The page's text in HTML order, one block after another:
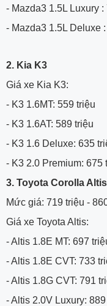
- Mazda3 1.5L Luxury
- Mazda3 1.5L Deluxe
2. Kia K3
Giá xe Kia K3:
- K3 1.6MT: 559 triệu
- K3 1.6AT: 589 triệu
- K3 1.6 Deluxe: 635
- K3 2.0 Premium: 675
3. Toyota Corolla Altis
Mức giá: 719 triệu -
Giá xe Toyota Altis:
- Altis 1.8E MT: 697
- Altis 1.8E CVT: 733
- Altis 1.8G CVT: 791
- Altis 2.0V Luxury: